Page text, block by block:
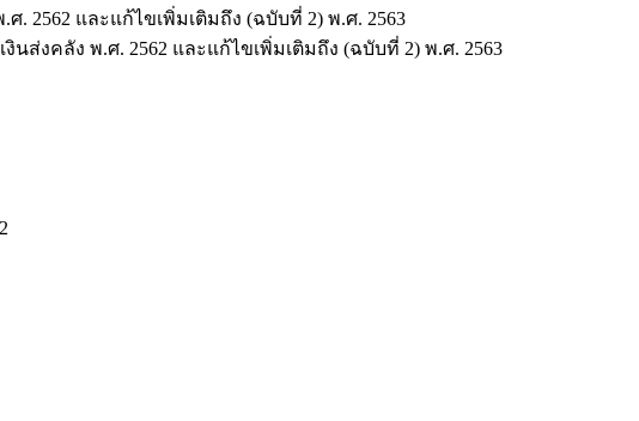
. 2562 และแก้ไขเพิ่มเติมถึง (ฉบับที่ 2) พ.ศ. 2563
นส่งคลัง พ.ศ. 2562 และแก้ไขเพิ่มเติมถึง (ฉบับที่ 2) พ.ศ. 2563